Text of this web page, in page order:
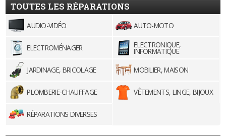
TOUTES LES RÉPARATIONS
AUDIO-VIDÉO AUTO-MOTO
ELECTROMÉNAGER ELECTRONIQUE,
INFORMATIQUE
JARDINAGE, BRICOLAGE
MOBILIER, MAISON
PLOMBERIE-CHAUFFAGE VÊTEMENTS, LINGE, BIJOUX
RÉPARATIONS DIVERSES